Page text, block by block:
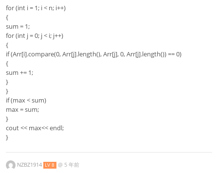
for (int i = 1; i < n; i++)
{
sum = 1;
for (int j = 0; j < i; j++)
{
if (Arr[i].compare(0, Arr[j].length(), Arr[j], 0, Arr[j].length()) == 0)
{
sum += 1;
}
}
if (max < sum)
max = sum;
}
cout << max<< endl;
}
NZBZ1914 LV 8 @ 5 年前